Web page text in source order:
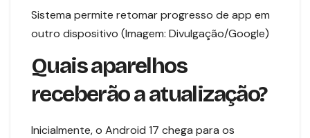
Sistema permite retomar progresso de app em
outro dispositivo (Imagem: Divulgação/Google)
Quais aparelhos
receberão a atualização?
Inicialmente, o Android 17 chega para os